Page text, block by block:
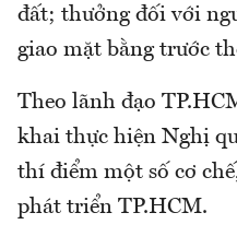
đất; thưởng đối với
giao mặt bằng trước
Theo lãnh đạo
khai thực hiện Nghị
thí điểm một số cơ
phát triển TP.HCM.